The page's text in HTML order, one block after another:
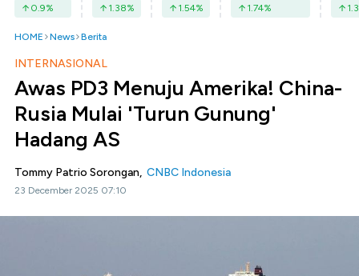
0.9% 1.38% 1.54% 1.74% 1.3
HOME News Berita
INTERNASIONAL
Awas PD3 Menuju Amerika! China-
Rusia Mulai 'Turun Gunung'
Hadang AS
Tommy Patrio Sorongan, CNBC Indonesia
23 December 2025 07:10